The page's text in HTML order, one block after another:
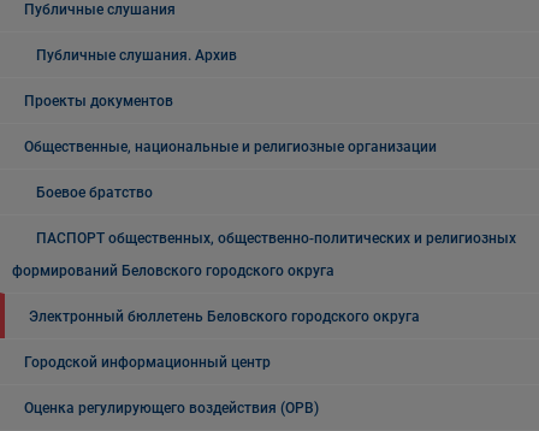
Публичные слушания
Публичные слушания. Архив
Проекты документов
Общественные, национальные и религиозные организации
Боевое братство
ПАСПОРТ общественных, общественно-политических и религиозных
формирований Беловского городского округа
Электронный бюллетень Беловского городского округа
Городской информационный центр
Оценка регулирующего воздействия (ОРВ)